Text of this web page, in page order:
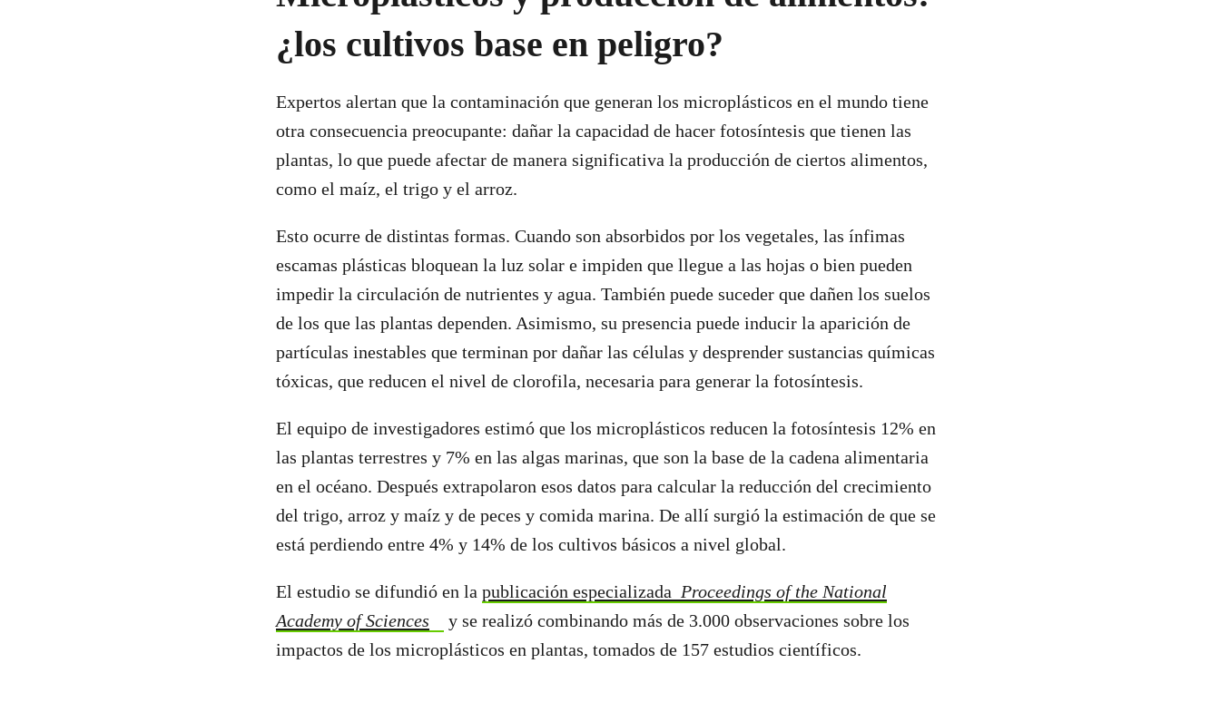
¿los cultivos base en peligro?
Expertos alertan que la contaminación que generan los microplásticos en el mundo tiene
otra consecuencia preocupante: dañar la capacidad de hacer fotosíntesis que tienen las
plantas, lo que puede afectar de manera significativa la producción de ciertos alimentos,
como el maíz, el trigo y el arroz.
Esto ocurre de distintas formas. Cuando son absorbidos por los vegetales, las ínfimas
escamas plásticas bloquean la luz solar e impiden que llegue a las hojas o bien pueden
impedir la circulación de nutrientes y agua. También puede suceder que dañen los suelos
de los que las plantas dependen. Asimismo, su presencia puede inducir la aparición de
partículas inestables que terminan por dañar las células y desprender sustancias químicas
tóxicas, que reducen el nivel de clorofila, necesaria para generar la fotosíntesis.
El equipo de investigadores estimó que los microplásticos reducen la fotosíntesis 12% en
las plantas terrestres y 7% en las algas marinas, que son la base de la cadena alimentaria
en el océano. Después extrapolaron esos datos para calcular la reducción del crecimiento
del trigo, arroz y maíz y de peces y comida marina. De allí surgió la estimación de que se
está perdiendo entre 4% y 14% de los cultivos básicos a nivel global.
El estudio se difundió en la publicación especializada Proceedings of the National
Academy of Sciences
y se realizó combinando más de 3.000 observaciones sobre los
impactos de los microplásticos en plantas, tomados de 157 estudios científicos.